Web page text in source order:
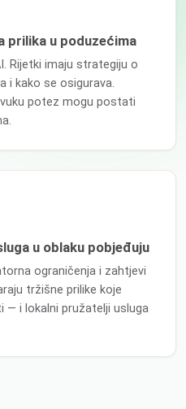
prilika u poduzećima
Rijetki imaju strategiju o
i kako se osigurava.
potez mogu postati
u oblaku pobjeđuju
ograničenja i zahtjevi
tržišne prilike koje
— i lokalni pružatelji usluga